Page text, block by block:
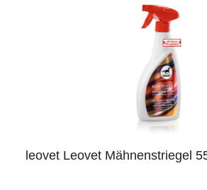
leovet Leovet Mähnenstriegel